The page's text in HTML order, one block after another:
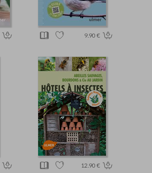
9.90 €
12.90 €